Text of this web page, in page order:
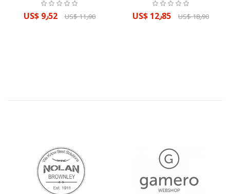
US$ 18٫90 US$ 12٫85 US$ 11٫90 US$ 9٫52